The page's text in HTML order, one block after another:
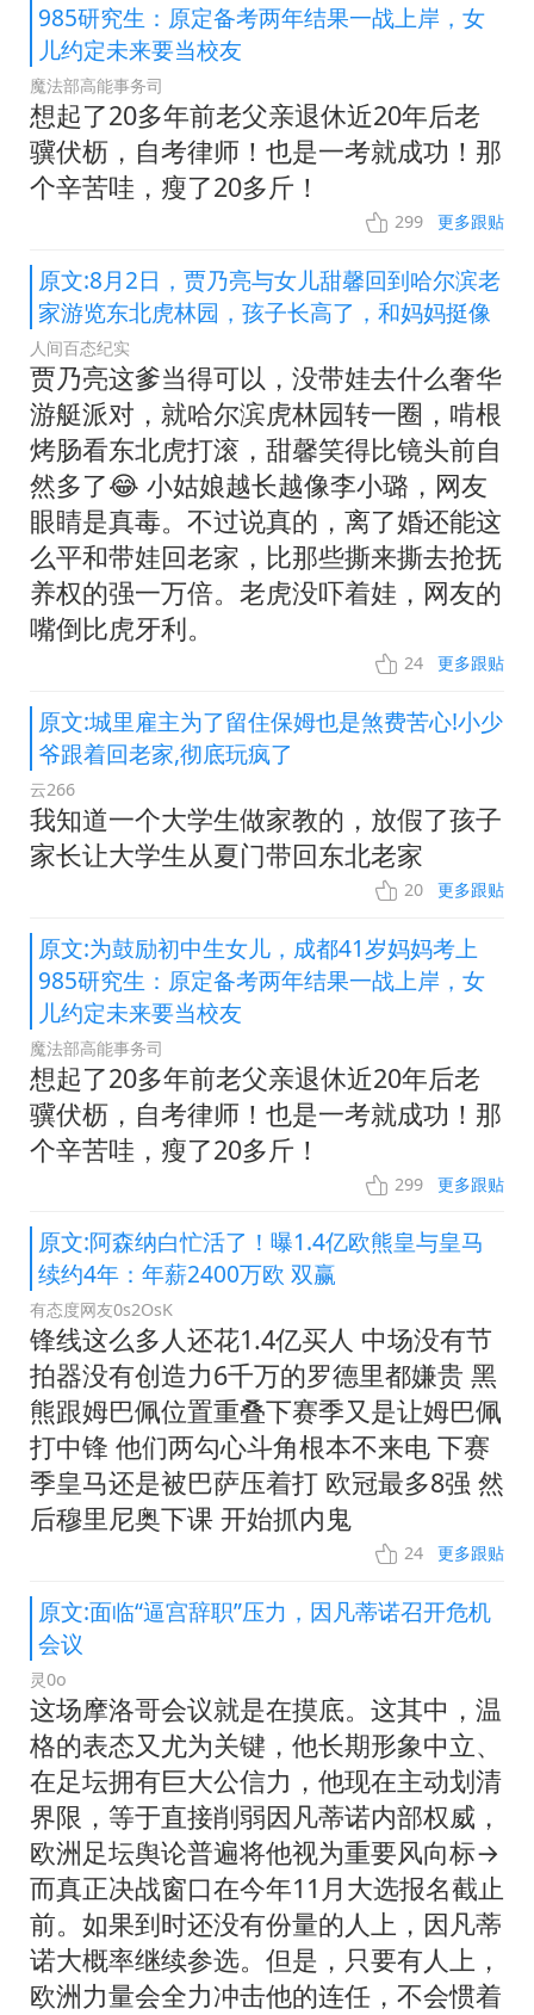
985研究生：原定备考两年结果一战上岸，女
儿约定未来要当校友
魔法部高能事务司
想起了20多年前老父亲退休近20年后老
骥伏枥，自考律师！也是一考就成功！那
个辛苦哇，瘦了20多斤！
299 更多跟贴
原文:8月2日，贾乃亮与女儿甜馨回到哈尔滨老
家游览东北虎林园，孩子长高了，和妈妈挺像
人间百态纪实
贾乃亮这爹当得可以，没带娃去什么奢华
游艇派对，就哈尔滨虎林园转一圈，啃根
烤肠看东北虎打滚，甜馨笑得比镜头前自
然多了😂 小姑娘越长越像李小璐，网友
眼睛是真毒。不过说真的，离了婚还能这
么平和带娃回老家，比那些撕来撕去抢抚
养权的强一万倍。老虎没吓着娃，网友的
嘴倒比虎牙利。
24 更多跟贴
原文:城里雇主为了留住保姆也是煞费苦心!小少
爷跟着回老家,彻底玩疯了
云266
我知道一个大学生做家教的，放假了孩子
家长让大学生从夏门带回东北老家
20 更多跟贴
原文:为鼓励初中生女儿，成都41岁妈妈考上
985研究生：原定备考两年结果一战上岸，女
儿约定未来要当校友
魔法部高能事务司
想起了20多年前老父亲退休近20年后老
骥伏枥，自考律师！也是一考就成功！那
个辛苦哇，瘦了20多斤！
299 更多跟贴
原文:阿森纳白忙活了！曝1.4亿欧熊皇与皇马
续约4年：年薪2400万欧 双赢
有态度网友0s2OsK
锋线这么多人还花1.4亿买人 中场没有节
拍器没有创造力6千万的罗德里都嫌贵 黑
熊跟姆巴佩位置重叠下赛季又是让姆巴佩
打中锋 他们两勾心斗角根本不来电 下赛
季皇马还是被巴萨压着打 欧冠最多8强 然
后穆里尼奥下课 开始抓内鬼
24 更多跟贴
原文:面临“逼宫辞职”压力，因凡蒂诺召开危机
会议
灵0o
这场摩洛哥会议就是在摸底。这其中，温
格的表态又尤为关键，他长期形象中立、
在足坛拥有巨大公信力，他现在主动划清
界限，等于直接削弱因凡蒂诺内部权威，
欧洲足坛舆论普遍将他视为重要风向标→
而真正决战窗口在今年11月大选报名截止
前。如果到时还没有份量的人上，因凡蒂
诺大概率继续参选。但是，只要有人上，
欧洲力量会全力冲击他的连任，不会惯着